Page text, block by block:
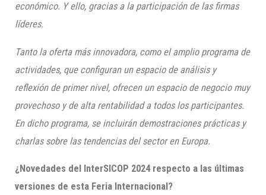
económico. Y ello, gracias a la participación de las firmas
líderes.
Tanto la oferta más innovadora, como el amplio programa de
actividades, que configuran un espacio de análisis y
reflexión de primer nivel, ofrecen un espacio de negocio muy
provechoso y de alta rentabilidad a todos los participantes.
En dicho programa, se incluirán demostraciones prácticas y
charlas sobre las tendencias del sector en Europa.
¿Novedades del InterSICOP 2024 respecto a las últimas
versiones de esta Feria Internacional?